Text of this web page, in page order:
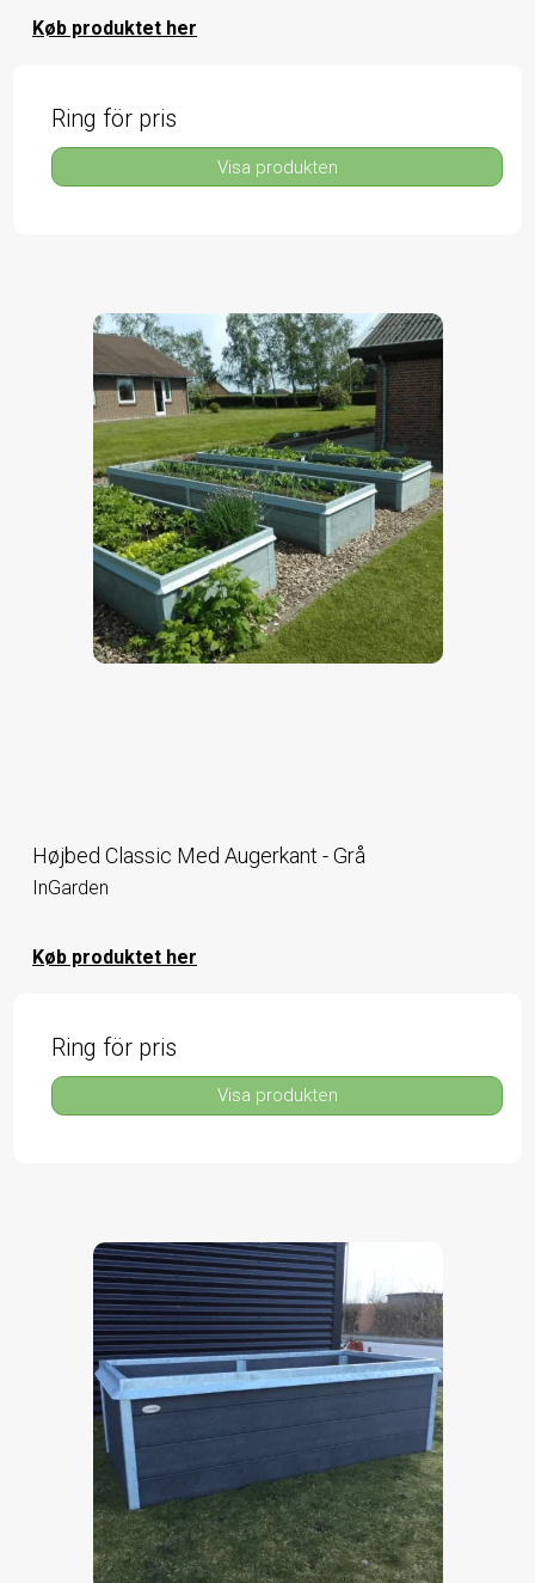
Køb produktet her
Ring för pris
Visa produkten
Højbed Classic Med Augerkant - Grå
InGarden
Køb produktet her
Ring för pris
Visa produkten